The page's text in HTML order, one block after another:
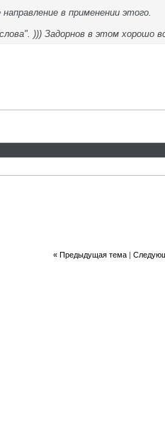
в применении этого.
))) Задорнов в этом
« Предыдущая тема|